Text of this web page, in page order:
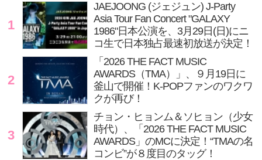
1
JAEJOONG (ジェジュン) J-Party
Asia Tour Fan Concert "GALAXY
1986"日本公演を、3月29日(日)にニ
コ生で日本独占最速初放送が決定！
2
「2026 THE FACT MUSIC
AWARDS（TMA）」、９月19日に
釜山で開催！K-POPファンのワクワ
クが再び！
3
チョン・ヒョンム＆ソヒョン（少女
時代）、「2026 THE FACT MUSIC
AWARDS」のMCに決定！“TMAの名
コンビ”が８度目のタッグ！